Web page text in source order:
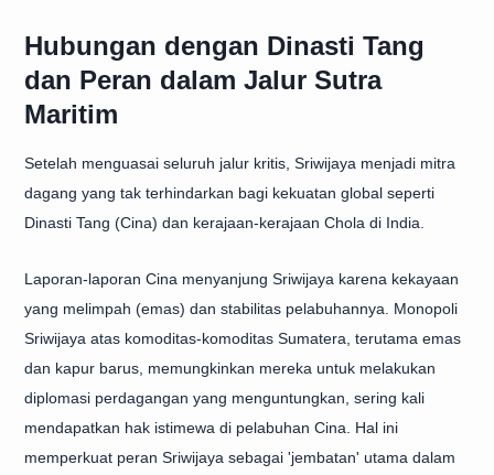
Hubungan dengan Dinasti Tang
dan Peran dalam Jalur Sutra
Maritim
Setelah menguasai seluruh jalur kritis, Sriwijaya menjadi mitra
dagang yang tak terhindarkan bagi kekuatan global seperti
Dinasti Tang (Cina) dan kerajaan-kerajaan Chola di India.
Laporan-laporan Cina menyanjung Sriwijaya karena kekayaan
yang melimpah (emas) dan stabilitas pelabuhannya. Monopoli
Sriwijaya atas komoditas-komoditas Sumatera, terutama emas
dan kapur barus, memungkinkan mereka untuk melakukan
diplomasi perdagangan yang menguntungkan, sering kali
mendapatkan hak istimewa di pelabuhan Cina. Hal ini
memperkuat peran Sriwijaya sebagai 'jembatan' utama dalam